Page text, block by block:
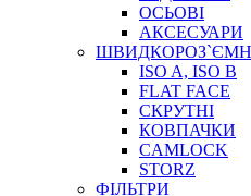
АВТОХІМІЯ
ДОМКРАТИ
НАБОРИ
НАСОСИ, КОМПРЕСОРИ,
ПАСТА, АНТИСЕПТИК
ІНСТРУМЕНТ
ОСЬОВІ
АКСЕСУАРИ
ISO A, ISO B
FLAT FACE
СКРУТНІ
КОВПАЧКИ
CAMLOCK
STORZ
ФІЛЬТРИ